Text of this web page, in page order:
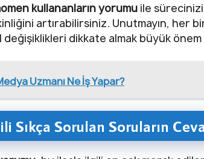
kullananların yorumu ile
artırabilirsiniz. Unutmayın, her
değişiklikleri dikkate almak büyük önem
Uzmanı Ne İş Yapar?
Sıkça Sorulan Soruların